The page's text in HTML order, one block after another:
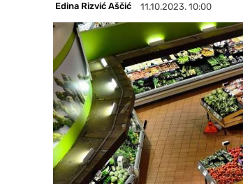
Edina Rizvić Aščić 11.10.2023. 10:00